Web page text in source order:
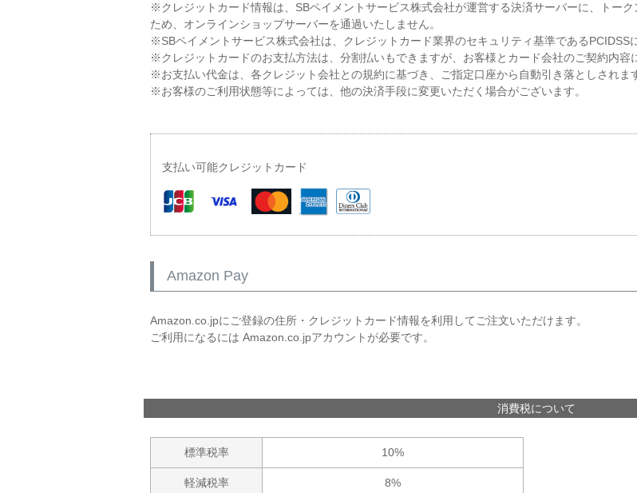
※クレジットカード情報は、SBペイメントサービス株式会社が運営する決済サーバーに、トー
ため、オンラインショップサーバーを通過いたしません。
※SBペイメントサービス株式会社は、クレジットカード業界のセキュリティ基準であるPCIDSS
※クレジットカードのお支払方法は、分割払いもできますが、お客様とカード会社のご契約内容
※お支払い代金は、各クレジット会社との規約に基づき、ご指定口座から自動引き落としされま
※お客様のご利用状態等によっては、他の決済手段に変更いただく場合がございます。
支払い可能クレジットカード
Amazon Pay
Amazon.co.jpにご登録の住所・クレジットカード情報を利用してご注文いただけます。
ご利用になるには Amazon.co.jpアカウントが必要です。
消費税について
標準税率 10%
軽減税率 8%